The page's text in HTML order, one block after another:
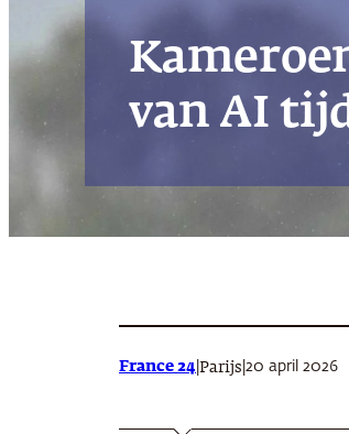
van AI
France 24 Parijs 20 april 2026